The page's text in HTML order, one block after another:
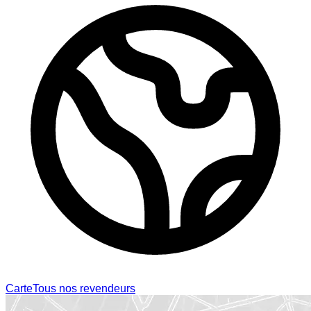
CarteTous nos revendeurs